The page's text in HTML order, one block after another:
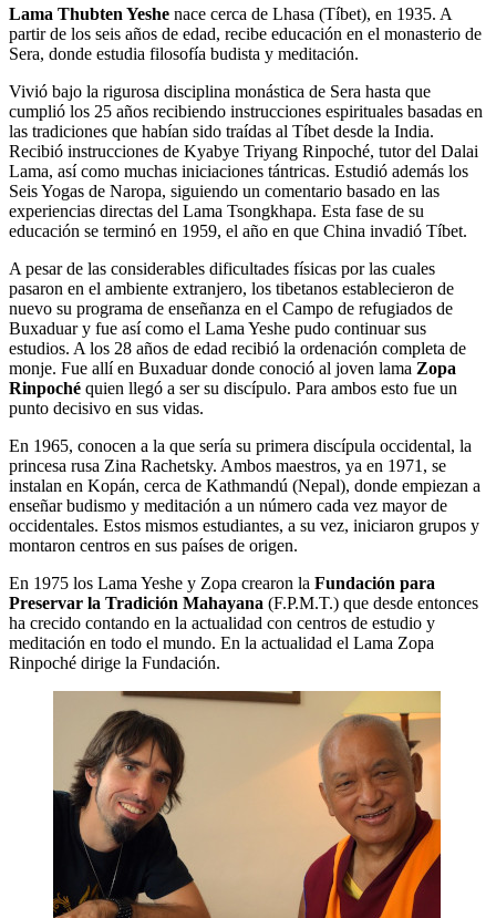
Lama Thubten Yeshe nace cerca de Lhasa (Tíbet), en 1935. A
partir de los seis años de edad, recibe educación en el monasterio de
Sera, donde estudia filosofía budista y meditación.
Vivió bajo la rigurosa disciplina monástica de Sera hasta que
cumplió los 25 años recibiendo instrucciones espirituales basadas en
las tradiciones que habían sido traídas al Tíbet desde la India.
Recibió instrucciones de Kyabye Triyang Rinpoché, tutor del Dalai
Lama, así como muchas iniciaciones tántricas. Estudió además los
Seis Yogas de Naropa, siguiendo un comentario basado en las
experiencias directas del Lama Tsongkhapa. Esta fase de su
educación se terminó en 1959, el año en que China invadió Tíbet.
A pesar de las considerables dificultades físicas por las cuales
pasaron en el ambiente extranjero, los tibetanos establecieron de
nuevo su programa de enseñanza en el Campo de refugiados de
Buxaduar y fue así como el Lama Yeshe pudo continuar sus
estudios. A los 28 años de edad recibió la ordenación completa de
monje. Fue allí en Buxaduar donde conoció al joven lama Zopa
Rinpoché quien llegó a ser su discípulo. Para ambos esto fue un
punto decisivo en sus vidas.
En 1965, conocen a la que sería su primera discípula occidental, la
princesa rusa Zina Rachetsky. Ambos maestros, ya en 1971, se
instalan en Kopán, cerca de Kathmandú (Nepal), donde empiezan a
enseñar budismo y meditación a un número cada vez mayor de
occidentales. Estos mismos estudiantes, a su vez, iniciaron grupos y
montaron centros en sus países de origen.
En 1975 los Lama Yeshe y Zopa crearon la Fundación para
Preservar la Tradición Mahayana (F.P.M.T.) que desde entonces
ha crecido contando en la actualidad con centros de estudio y
meditación en todo el mundo. En la actualidad el Lama Zopa
Rinpoché dirige la Fundación.